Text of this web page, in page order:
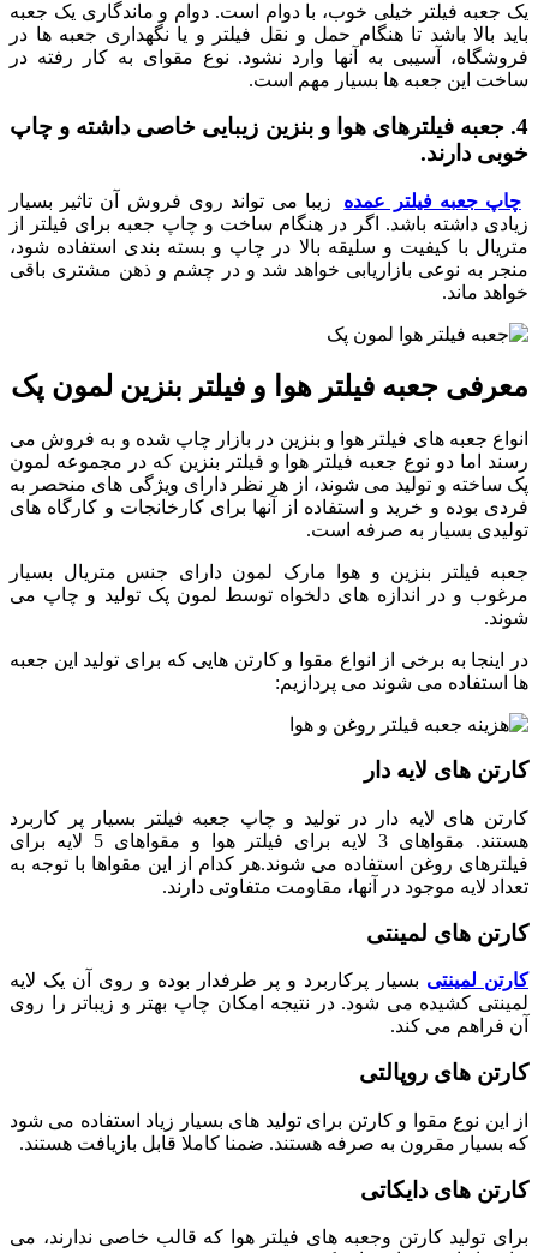
یک جعبه فیلتر خیلی خوب، با دوام است. دوام و ماندگاری یک جعبه
باید بالا باشد تا هنگام حمل و نقل فیلتر و یا نگهداری جعبه ها در
فروشگاه، آسیبی به آنها وارد نشود. نوع مقوای به کار رفته در
ساخت این جعبه ها بسیار مهم است.
4. جعبه فیلترهای هوا و بنزین زیبایی خاصی داشته و چاپ
خوبی دارند.
چاپ جعبه فیلتر عمده زیبا می تواند روی فروش آن تاثیر بسیار
زیادی داشته باشد. اگر در هنگام ساخت و چاپ جعبه برای فیلتر از
متریال با کیفیت و سلیقه بالا در چاپ و بسته بندی استفاده شود،
منجر به نوعی بازاریابی خواهد شد و در چشم و ذهن مشتری باقی
خواهد ماند.
معرفی جعبه فیلتر هوا و فیلتر بنزین لمون پک
انواع جعبه های فیلتر هوا و بنزین در بازار چاپ شده و به فروش می
رسند اما دو نوع جعبه فیلتر هوا و فیلتر بنزین که در مجموعه لمون
پک ساخته و تولید می شوند، از هر نظر دارای ویژگی های منحصر به
فردی بوده و خرید و استفاده از آنها برای کارخانجات و کارگاه های
تولیدی بسیار به صرفه است.
جعبه فیلتر بنزین و هوا مارک لمون دارای جنس متریال بسیار
مرغوب و در اندازه های دلخواه توسط لمون پک تولید و چاپ می
شوند.
در اینجا به برخی از انواع مقوا و کارتن هایی که برای تولید این جعبه
ها استفاده می شوند می پردازیم:
کارتن های لایه دار
کارتن های لایه دار در تولید و چاپ جعبه فیلتر بسیار پر کاربرد
هستند. مقواهای 3 لایه برای فیلتر هوا و مقواهای 5 لایه برای
فیلترهای روغن استفاده می شوند.هر کدام از این مقواها با توجه به
تعداد لایه موجود در آنها، مقاومت متفاوتی دارند.
کارتن های لمینتی
کارتن لمینتی بسیار پرکاربرد و پر طرفدار بوده و روی آن یک لایه
لمینتی کشیده می شود. در نتیجه امکان چاپ بهتر و زیباتر را روی
آن فراهم می کند.
کارتن های روپالتی
از این نوع مقوا و کارتن برای تولید های بسیار زیاد استفاده می شود
که بسیار مقرون به صرفه هستند. ضمنا کاملا قابل بازیافت هستند.
کارتن های دایکاتی
برای تولید کارتن وجعبه های فیلتر هوا که قالب خاصی ندارند، می